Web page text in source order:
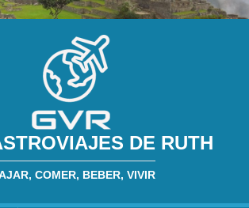
DE RUTH
COMER, BEBER, VIVIR